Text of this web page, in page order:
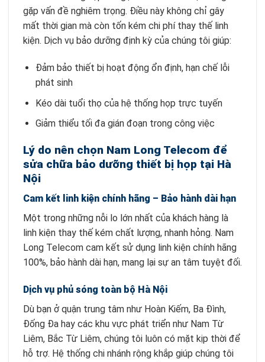
gặp vấn đề nghiêm trọng. Điều này không chỉ gây
mất thời gian mà còn tốn kém chi phí thay thế linh
kiện. Dịch vụ bảo dưỡng định kỳ của chúng tôi giúp:
Đảm bảo thiết bị hoạt động ổn định, hạn chế lỗi
phát sinh
Kéo dài tuổi thọ của hệ thống họp trực tuyến
Giảm thiểu tối đa gián đoạn trong công việc
Lý do nên chọn Nam Long Telecom để
sửa chữa bảo dưỡng thiết bị họp tại Hà
Nội
Cam kết linh kiện chính hãng – Bảo hành dài hạn
Một trong những nỗi lo lớn nhất của khách hàng là
linh kiện thay thế kém chất lượng, nhanh hỏng. Nam
Long Telecom cam kết sử dụng linh kiện chính hãng
100%, bảo hành dài hạn, mang lại sự an tâm tuyệt đối.
Dịch vụ phủ sóng toàn bộ Hà Nội
Dù bạn ở quận trung tâm như Hoàn Kiếm, Ba Đình,
Đống Đa hay các khu vực phát triển như Nam Từ
Liêm, Bắc Từ Liêm, chúng tôi luôn có mặt kịp thời để
hỗ trợ. Hệ thống chi nhánh rộng khắp giúp chúng tôi